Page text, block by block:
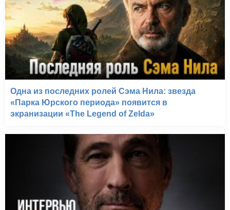
Одна из последних ролей Сэма Нила: звезда
«Парка Юрского периода» появится в
экранизации «The Legend of Zelda»